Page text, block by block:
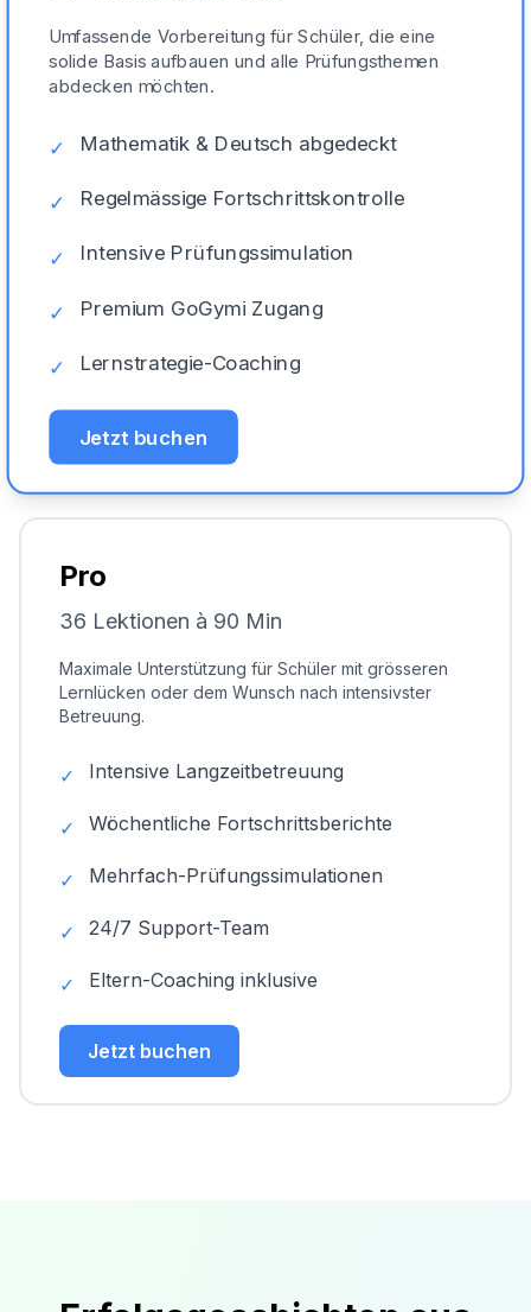
Umfassende Vorbereitung für Schüler, die eine
solide Basis aufbauen und alle Prüfungsthemen
abdecken möchten.
✓ Mathematik & Deutsch abgedeckt
✓ Regelmässige Fortschrittskontrolle
✓ Intensive Prüfungssimulation
✓ Premium GoGymi Zugang
✓ Lernstrategie-Coaching
Jetzt buchen
Pro
36 Lektionen à 90 Min
Maximale Unterstützung für Schüler mit grösseren
Lernlücken oder dem Wunsch nach intensivster
Betreuung.
✓ Intensive Langzeitbetreuung
✓ Wöchentliche Fortschrittsberichte
✓ Mehrfach-Prüfungssimulationen
✓ 24/7 Support-Team
✓ Eltern-Coaching inklusive
Jetzt buchen